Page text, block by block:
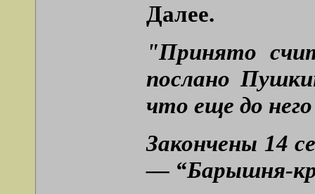
Далее.
"Принято
послано
что еще до
Закончены 14
— “Барышня-